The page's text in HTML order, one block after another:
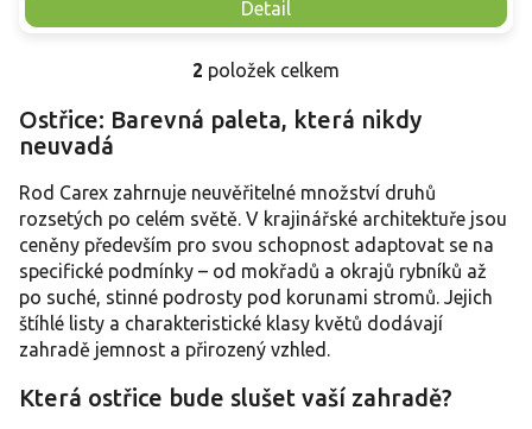
Detail
O
l
a
c
í
p
r
v
k
y
ý
2 položek celkem
Ostřice: Barevná paleta, která nikdy
neuvadá
Rod Carex zahrnuje neuvěřitelné množství druhů
rozsetých po celém světě. V krajinářské architektuře jsou
ceněny především pro svou schopnost adaptovat se na
specifické podmínky – od mokřadů a okrajů rybníků až
po suché, stinné podrosty pod korunami stromů. Jejich
štíhlé listy a charakteristické klasy květů dodávají
zahradě jemnost a přirozený vzhled.
Která ostřice bude slušet vaší zahradě?